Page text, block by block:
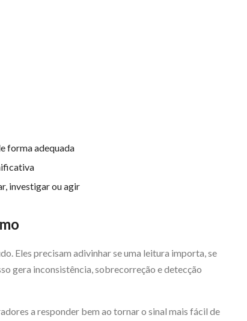
forma adequada
investigar ou agir
Eles precisam adivinhar se uma leitura importa, se
gera inconsistência, sobrecorreção e detecção
a responder bem ao tornar o sinal mais fácil de